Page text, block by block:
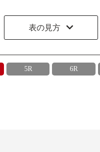
表の見方
5R 6R